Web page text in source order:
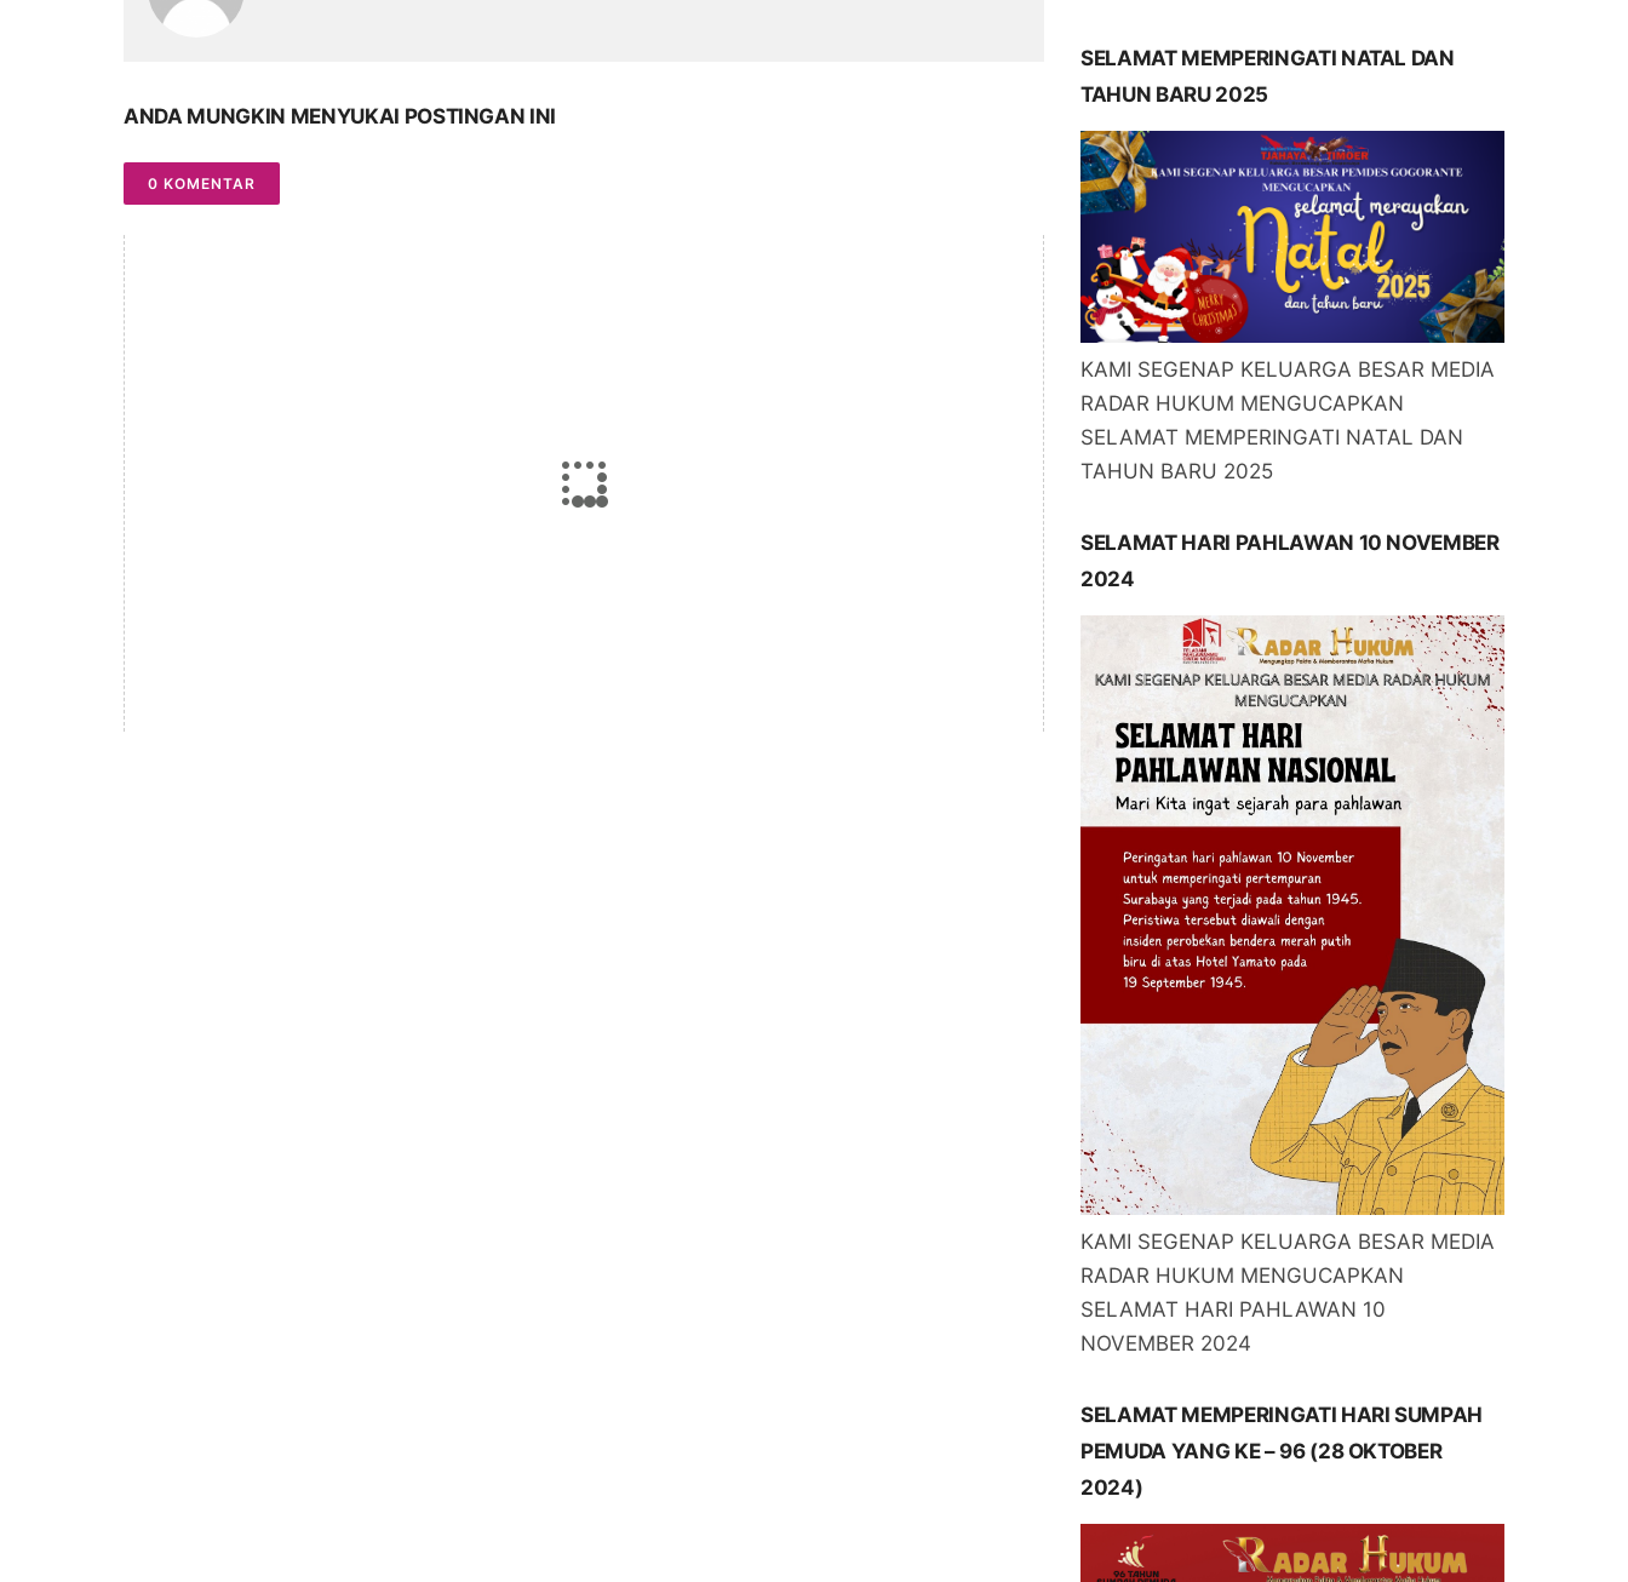
ANDA MUNGKIN MENYUKAI POSTINGAN INI
0 KOMENTAR
SELAMAT MEMPERINGATI NATAL DAN
TAHUN BARU 2025
KAMI SEGENAP KELUARGA BESAR MEDIA
RADAR HUKUM MENGUCAPKAN
SELAMAT MEMPERINGATI NATAL DAN
TAHUN BARU 2025
SELAMAT HARI PAHLAWAN 10 NOVEMBER
2024
KAMI SEGENAP KELUARGA BESAR MEDIA
RADAR HUKUM MENGUCAPKAN
SELAMAT HARI PAHLAWAN 10
NOVEMBER 2024
SELAMAT MEMPERINGATI HARI SUMPAH
PEMUDA YANG KE – 96 (28 OKTOBER
2024)